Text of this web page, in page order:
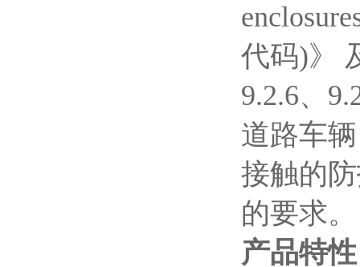
代码)》
9.2.6、
道路车
接触的
的要求。
产品特性